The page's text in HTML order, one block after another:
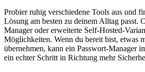
Probier ruhig verschiedene Tools aus und
Lösung am besten zu deinem Alltag passt.
Manager oder erweiterte Self-Hosted-
Möglichkeiten. Wenn du bereit bist, etwas
übernehmen, kann ein Passwort-Manager
ein echter Schritt in Richtung mehr